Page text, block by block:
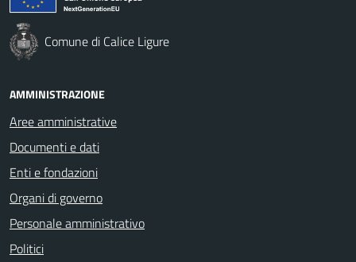
Comune di Calice Ligure
AMMINISTRAZIONE
Aree amministrative
Documenti e dati
Enti e fondazioni
Organi di governo
Personale amministrativo
Politici